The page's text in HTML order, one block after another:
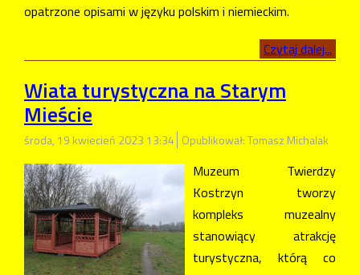
opatrzone opisami w języku polskim i niemieckim.
Czytaj dalej...
Wiata turystyczna na Starym
Mieście
środa, 19 kwiecień 2023 13:34 Opublikował: Tomasz Michalak
Muzeum Twierdzy
Kostrzyn tworzy
kompleks muzealny
stanowiący atrakcję
turystyczna, którą co